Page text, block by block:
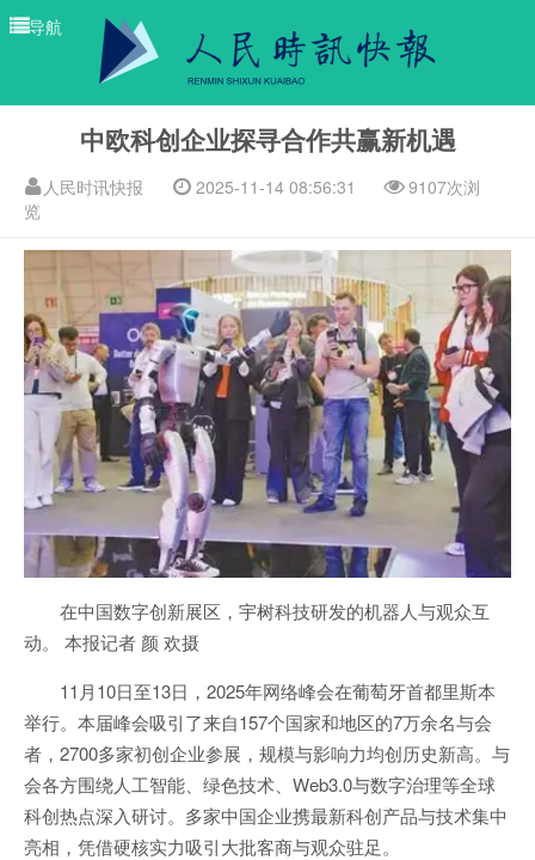
导航
中欧科创企业探寻合作共赢新机遇
人民时讯快报 2025-11-14 08:56:31
9107次浏
览
在中国数字创新展区，宇树科技研发的机器人与观众互
动。 本报记者 颜 欢摄
11月10日至13日，2025年网络峰会在葡萄牙首都里斯本
举行。本届峰会吸引了来自157个国家和地区的7万余名与会
者，2700多家初创企业参展，规模与影响力均创历史新高。与
会各方围绕人工智能、绿色技术、Web3.0与数字治理等全球
科创热点深入研讨。多家中国企业携最新科创产品与技术集中
亮相，凭借硬核实力吸引大批客商与观众驻足。